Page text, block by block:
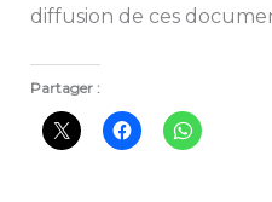
diffusion de ces
Partager :